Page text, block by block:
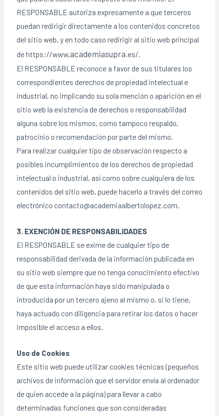
RESPONSABLE autoriza expresamente a que terceros
puedan redirigir directamente a los contenidos concretos
del sitio web, y en todo caso redirigir al sitio web principal
de https://www.academiasupra.es/.
El RESPONSABLE reconoce a favor de sus titulares los
correspondientes derechos de propiedad intelectual e
industrial, no implicando su sola mención o aparición en el
sitio web la existencia de derechos o responsabilidad
alguna sobre los mismos, como tampoco respaldo,
patrocinio o recomendación por parte del mismo.
Para realizar cualquier tipo de observación respecto a
posibles incumplimientos de los derechos de propiedad
intelectual o industrial, así como sobre cualquiera de los
contenidos del sitio web, puede hacerlo a través del correo
electrónico contacto@academiaalbertolopez.com.
3. EXENCIÓN DE RESPONSABILIDADES
El RESPONSABLE se exime de cualquier tipo de
responsabilidad derivada de la información publicada en
su sitio web siempre que no tenga conocimiento efectivo
de que esta información haya sido manipulada o
introducida por un tercero ajeno al mismo o, si lo tiene,
haya actuado con diligencia para retirar los datos o hacer
imposible el acceso a ellos.
Uso de Cookies
Este sitio web puede utilizar cookies técnicas (pequeños
archivos de información que el servidor envía al ordenador
de quien accede a la página) para llevar a cabo
determinadas funciones que son consideradas